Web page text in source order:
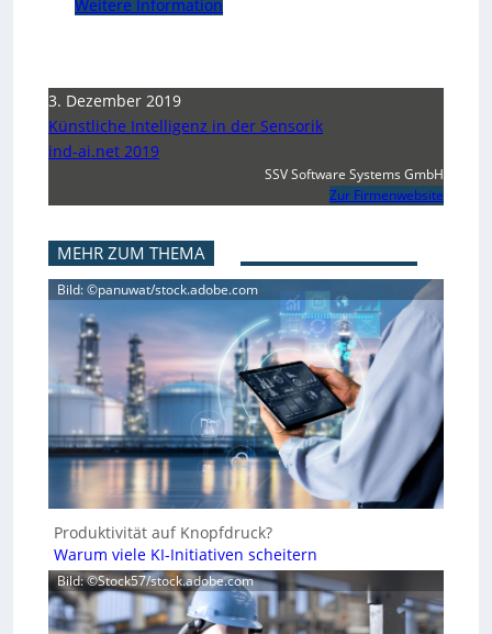
Weitere Information
3. Dezember 2019
Künstliche Intelligenz in der Sensorik
ind-ai.net 2019
SSV Software Systems GmbH
Zur Firmenwebsite
MEHR ZUM THEMA
Bild: ©panuwat/stock.adobe.com
Produktivität auf Knopfdruck?
Warum viele KI-Initiativen scheitern
Bild: ©Stock57/stock.adobe.com